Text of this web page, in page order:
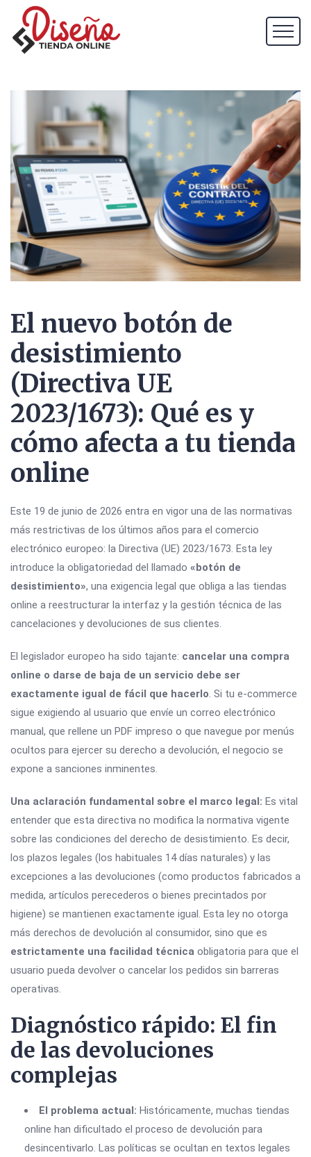
El nuevo botón de
desistimiento
(Directiva UE
2023/1673): Qué es y
cómo afecta a tu tienda
online
Este 19 de junio de 2026 entra en vigor una de las normativas
más restrictivas de los últimos años para el comercio
electrónico europeo: la Directiva (UE) 2023/1673. Esta ley
introduce la obligatoriedad del llamado «botón de
desistimiento», una exigencia legal que obliga a las tiendas
online a reestructurar la interfaz y la gestión técnica de las
cancelaciones y devoluciones de sus clientes.
El legislador europeo ha sido tajante: cancelar una compra
online o darse de baja de un servicio debe ser
exactamente igual de fácil que hacerlo. Si tu e-commerce
sigue exigiendo al usuario que envíe un correo electrónico
manual, que rellene un PDF impreso o que navegue por menús
ocultos para ejercer su derecho a devolución, el negocio se
expone a sanciones inminentes.
Una aclaración fundamental sobre el marco legal: Es vital
entender que esta directiva no modifica la normativa vigente
sobre las condiciones del derecho de desistimiento. Es decir,
los plazos legales (los habituales 14 días naturales) y las
excepciones a las devoluciones (como productos fabricados a
medida, artículos perecederos o bienes precintados por
higiene) se mantienen exactamente igual. Esta ley no otorga
más derechos de devolución al consumidor, sino que es
estrictamente una facilidad técnica obligatoria para que el
usuario pueda devolver o cancelar los pedidos sin barreras
operativas.
Diagnóstico rápido: El fin
de las devoluciones
complejas
El problema actual: Históricamente, muchas tiendas
online han dificultado el proceso de devolución para
desincentivarlo. Las políticas se ocultan en textos legales